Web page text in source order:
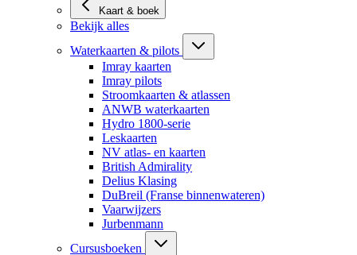
Kaart & boek
Bekijk alles
Waterkaarten & pilots
Imray kaarten
Imray pilots
Stroomkaarten & atlassen
ANWB waterkaarten
Hydro 1800-serie
Leskaarten
NV atlas- en kaarten
British Admirality
Delius Klasing
DuBreil (Franse binnenwateren)
Vaarwijzers
Jurbenmann
Cursusboeken